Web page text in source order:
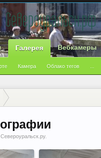
Галерея
Камера Облако тегов
Вебкамеры